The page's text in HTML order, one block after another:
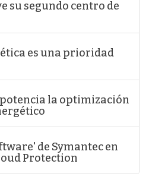
su segundo centro de
es una prioridad
la optimización
de Symantec en
Protection